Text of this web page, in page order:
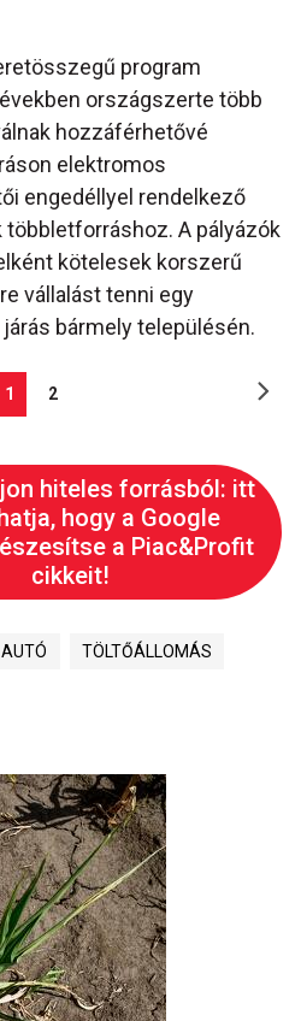
program
országszerte több
hozzáférhetővé
elektromos
engedéllyel rendelkező
A pályázók
kötelesek korszerű
vállalást tenni egy
bármely településén.
1 2
hiteles forrásból: itt
hogy a Google
a Piac&Profit
cikkeit!
TÖLTŐÁLLOMÁS